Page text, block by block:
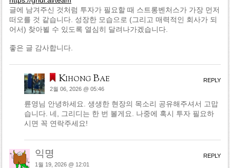
글에 남겨주신 것처럼 투자가 필요할 때 스트롱벤처스가 가장 먼저
떠오를 것 같습니다. 성장한 모습으로 (그리고 매력적인 회사가 되
어서) 찾아뵐 수 있도록 열심히 달려나가겠습니다.
좋은 글 감사합니다.
Kihong Bae
2월 06, 2026 @ 05:46
륜영님 안녕하세요. 생생한 현장의 목소리 공유해주셔서 고맙
습니다. 네, 그리디는 한 번 볼게요. 나중에 혹시 투자 필요하
시면 꼭 연락주세요!
REPLY
익명
1월 19, 2026 @ 12:01
REPLY